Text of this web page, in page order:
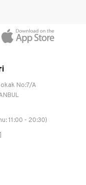
No:7/A
11:00 - 20:30)